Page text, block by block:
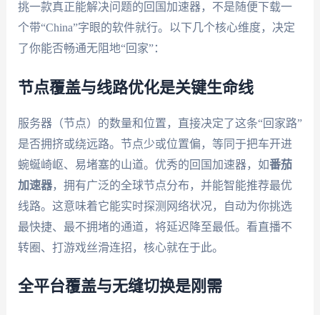
挑一款真正能解决问题的回国加速器，不是随便下载一
个带“China”字眼的软件就行。以下几个核心维度，决定
了你能否畅通无阻地“回家”：
节点覆盖与线路优化是关键生命线
服务器（节点）的数量和位置，直接决定了这条“回家路”
是否拥挤或绕远路。节点少或位置偏，等同于把车开进
蜿蜒崎岖、易堵塞的山道。优秀的回国加速器，如番茄
加速器，拥有广泛的全球节点分布，并能智能推荐最优
线路。这意味着它能实时探测网络状况，自动为你挑选
最快捷、最不拥堵的通道，将延迟降至最低。看直播不
转圈、打游戏丝滑连招，核心就在于此。
全平台覆盖与无缝切换是刚需